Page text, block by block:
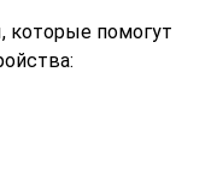
которые помогут